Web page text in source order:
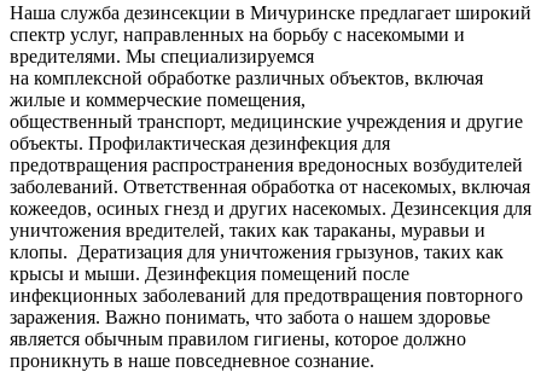
Наша служба дезинсекции в Мичуринске предлагает широкий
спектр услуг, направленных на борьбу с насекомыми и
вредителями. Мы специализируемся
на комплексной обработке различных объектов, включая
жилые и коммерческие помещения,
общественный транспорт, медицинские учреждения и другие
объекты. Профилактическая дезинфекция для
предотвращения распространения вредоносных возбудителей
заболеваний. Ответственная обработка от насекомых, включая
кожеедов, осиных гнезд и других насекомых. Дезинсекция для
уничтожения вредителей, таких как тараканы, муравьи и
клопы. Дератизация для уничтожения грызунов, таких как
крысы и мыши. Дезинфекция помещений после
инфекционных заболеваний для предотвращения повторного
заражения. Важно понимать, что забота о нашем здоровье
является обычным правилом гигиены, которое должно
проникнуть в наше повседневное сознание.